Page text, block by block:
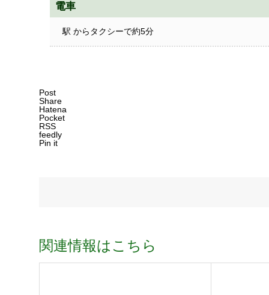
電車
駅 からタクシーで約5分
Post
Share
Hatena
Pocket
RSS
feedly
Pin it
関連情報はこちら